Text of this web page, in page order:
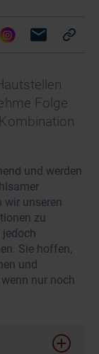
Folge
und werden
wir unseren
zu
Sie hoffen,
und
nur noch